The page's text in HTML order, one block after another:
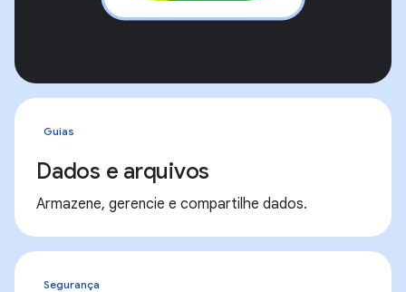
Guias
Dados e arquivos
Armazene, gerencie e compartilhe dados.
Segurança